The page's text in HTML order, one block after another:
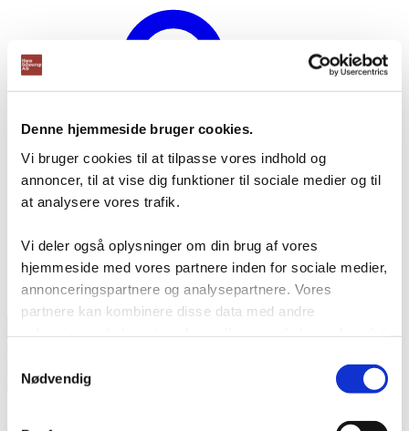
Denne hjemmeside bruger cookies.
Vi bruger cookies til at tilpasse vores indhold og
annoncer, til at vise dig funktioner til sociale medier og til
at analysere vores trafik.
Vi deler også oplysninger om din brug af vores
hjemmeside med vores partnere inden for sociale medier,
annonceringspartnere og analysepartnere. Vores
partnere kan kombinere disse data med andre
Nødvendig
Opret bruger
Products
search